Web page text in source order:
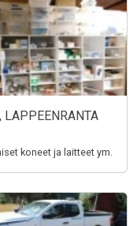
koneet ja laitteet ym.